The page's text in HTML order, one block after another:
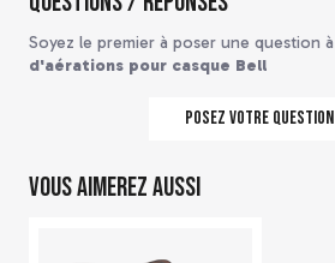
Soyez le premier à poser une question
d'aérations pour casque Bell
Posez votre question
Vous aimerez aussi